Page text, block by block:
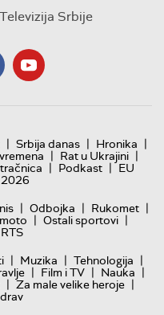
Srbije
| Srbija danas | Hronika |
| Rat u Ukrajini |
| Podkast | EU
| Odbojka | Rukomet |
| Ostali sportovi |
| Muzika | Tehnologija |
| Film i TV | Nauka |
| Za male velike heroje |